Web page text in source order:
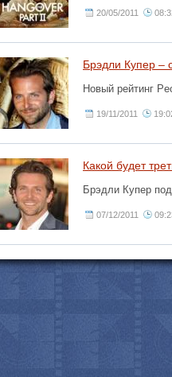
20/05/2011
Брэдли Купер –
Новый рейтинг
19/11/2011
Какой будет
Брэдли Купер
07/12/2011